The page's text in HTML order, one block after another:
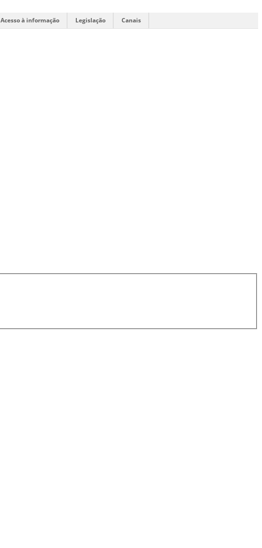
Acesso à informação Legislação Canais